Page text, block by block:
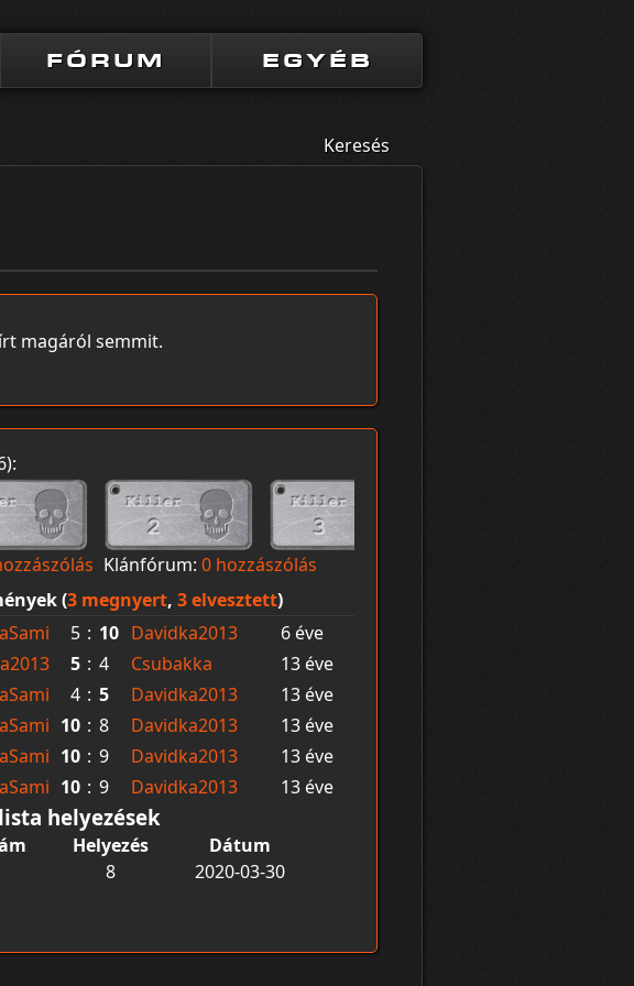
FÓRUM EGYÉB
Keresés
magáról semmit.
Klánfórum: 0 hozzászólás
(3 megnyert, 3 elvesztett)
5 : 10 Davidka2013
6 éve
5 : 4 Csubakka
13 éve
4 : 5 Davidka2013
13 éve
10 : 8 Davidka2013
13 éve
10 : 9 Davidka2013
13 éve
10 : 9 Davidka2013 13 éve
helyezések
Helyezés
Dátum
8 2020-03-30